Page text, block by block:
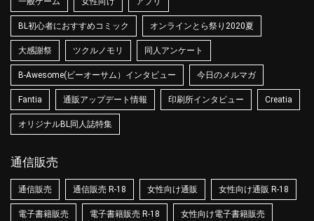
BL初心者におすすめコミック オンラインとら祭り2020夏
大感謝祭 ツクルノモリ 同人アンケート
B-Awesome(ビーオーサム）インタビュー 今日のメルマガ
Fantia 通販アップデート情報 印刷所インタビュー Creatia
オリジナルBL同人誌特集
通信販売
通信販売 通信販売 R-18 女性向け通販 女性向け通販 R-18
電子書籍販売 電子書籍販売 R-18 女性向け電子書籍販売